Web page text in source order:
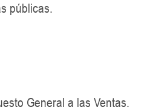
públicas.
General a las Ventas.